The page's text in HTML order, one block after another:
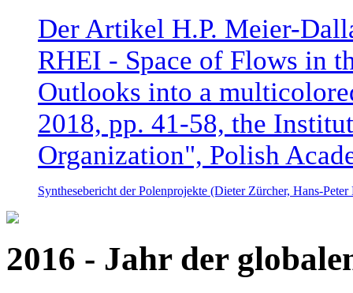
Der Artikel H.P. Meier-
RHEI - Space of Flows in
Outlooks into a
2018, pp. 41-58, the
Organization", Polish
Synthesebericht der Polenprojekte (Dieter Zürcher, Hans-
2016 - Jahr der